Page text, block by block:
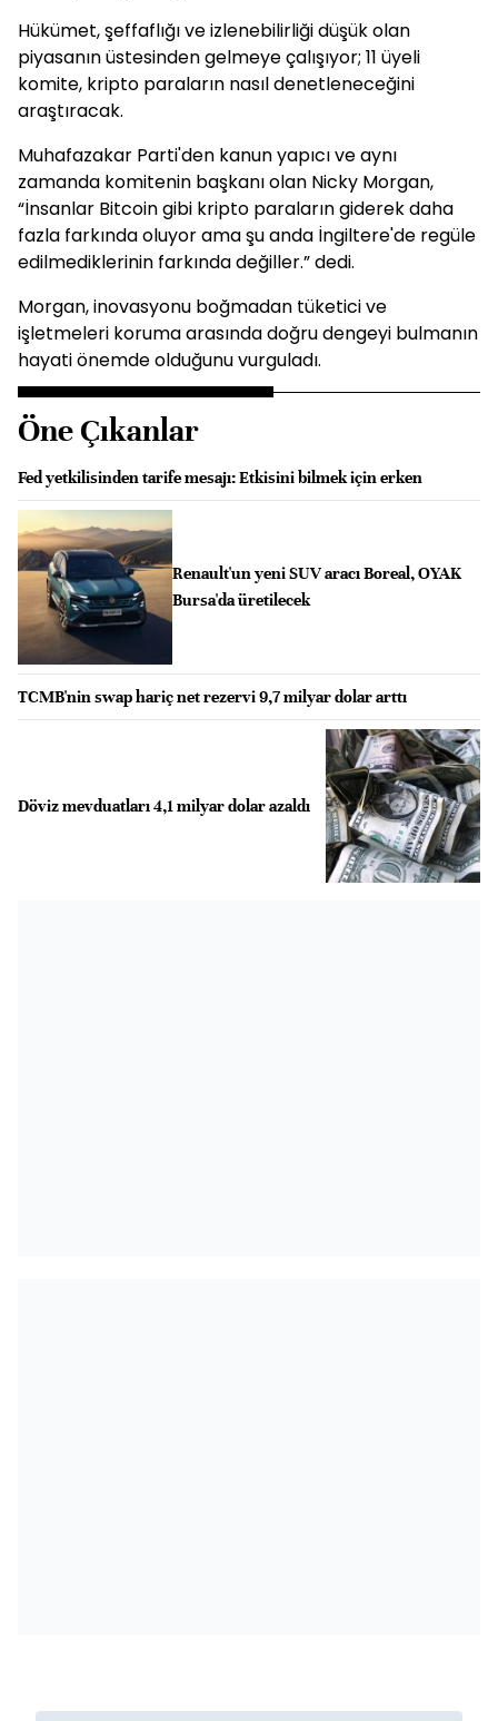
Hükümet, şeffaflığı ve izlenebilirliği düşük olan
piyasanın üstesinden gelmeye çalışıyor; 11 üyeli
komite, kripto paraların nasıl denetleneceğini
araştıracak.
Muhafazakar Parti'den kanun yapıcı ve aynı
zamanda komitenin başkanı olan Nicky Morgan,
“İnsanlar Bitcoin gibi kripto paraların giderek daha
fazla farkında oluyor ama şu anda İngiltere'de regüle
edilmediklerinin farkında değiller.” dedi.
Morgan, inovasyonu boğmadan tüketici ve
işletmeleri koruma arasında doğru dengeyi bulmanın
hayati önemde olduğunu vurguladı.
Öne Çıkanlar
Fed yetkilisinden tarife mesajı: Etkisini bilmek için erken
Renault'un yeni SUV aracı Boreal, OYAK
Bursa'da üretilecek
TCMB'nin swap hariç net rezervi 9,7 milyar dolar arttı
Döviz mevduatları 4,1 milyar dolar azaldı